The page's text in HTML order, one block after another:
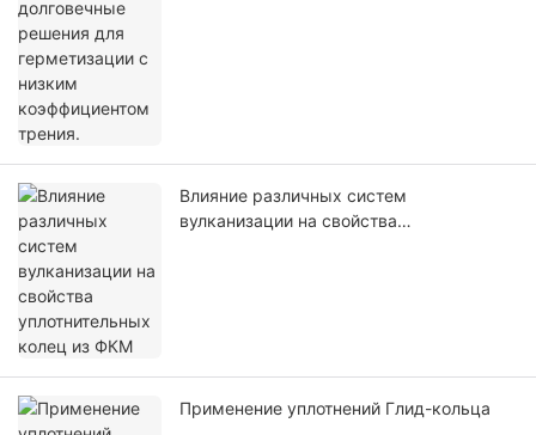
Влияние различных систем
вулканизации на свойства
Применение уплотнений Глид-кольца